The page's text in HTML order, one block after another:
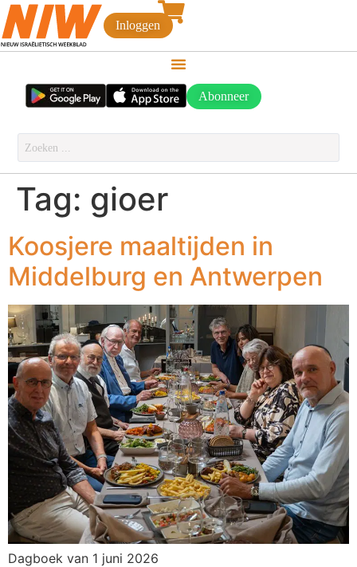
Inloggen
Abonneer
Tag: gioer
Koosjere maaltijden in
Middelburg en Antwerpen
Dagboek van 1 juni 2026